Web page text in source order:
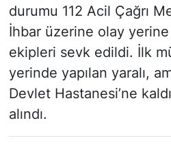
durumu 112 Acil Çağrı
İhbar üzerine olay
ekipleri sevk edildi. İlk
yerinde yapılan yaralı,
Devlet Hastanesi’ne
alındı.